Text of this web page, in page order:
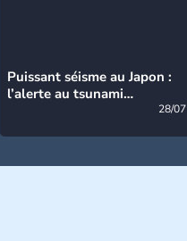
Puissant séisme au Japon :
l’alerte au tsunami
28/07